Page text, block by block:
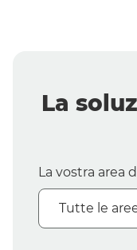
La
La vostra area
Tutte le